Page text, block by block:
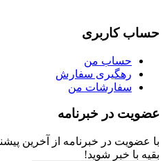
حساب کاربری
حساب من
رهگیری سفارش
سفارشات من
عضویت در خبرنامه
با عضویت در خبرنامه از آخرین
بقیه با خبر شوید!